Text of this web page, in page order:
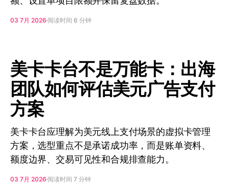
03 7月 2026 阅读时间 6 分钟
美卡卡台不是万能卡：出海
团队如何评估美元广告支付
方案
美卡卡台应理解为美元线上支付场景的虚拟卡管理
方案，选型重点不是承诺成功率，而是账单资料、
额度边界、交易可见性和合规排查能力。
03 7月 2026 阅读时间 7 分钟